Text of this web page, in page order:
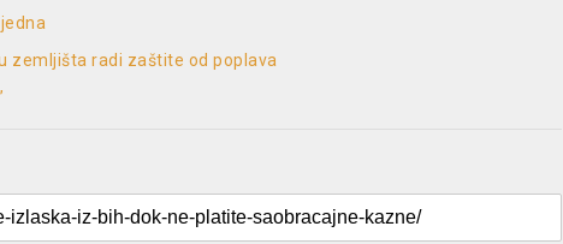
zemljišta radi zaštite od poplava